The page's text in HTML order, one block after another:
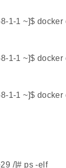
1-1 ~]$ docker
1-1 ~]$ docker
1-1 ~]$
/]# ps -elf